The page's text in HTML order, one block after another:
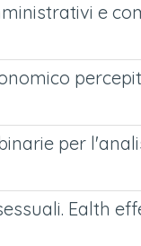
e
per
Ealth